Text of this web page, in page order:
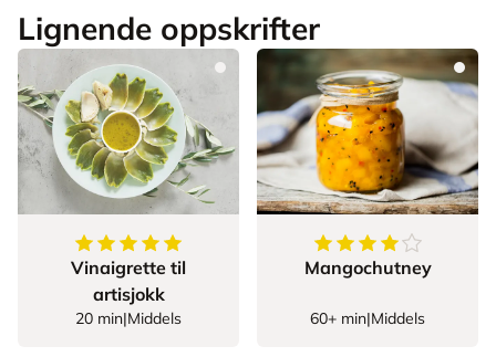
Lignende oppskrifter
5av5stjerner
Vinaigrette til
artisjokk
20 min|Middels
4.833333333333333
Mangochutney
60+ min|Middels